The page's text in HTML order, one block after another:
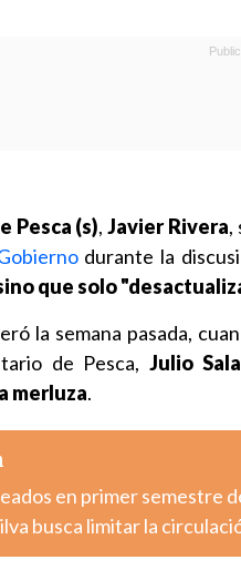
Pesca (s), Javier Rivera,
durante la
que solo
la semana pasada,
de Pesca, Julio
merluza.
en primer semestre
busca limitar la